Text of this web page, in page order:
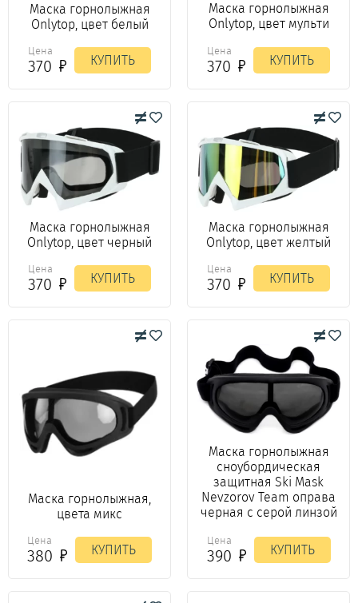
Маска горнолыжная
Onlytop, цвет белый
Цена
370 КУПИТЬ
Маска горнолыжная
Onlytop, цвет мульти
Цена
370 КУПИТЬ
Маска горнолыжная
Onlytop, цвет черный
Цена
370 КУПИТЬ
Маска горнолыжная
Onlytop, цвет желтый
Цена
370 КУПИТЬ
Маска горнолыжная,
цвета микс
Цена
380 КУПИТЬ
Маска горнолыжная
сноубордическая
защитная Ski Mask
Nevzorov Team оправа
черная с серой линзой
Цена
390 КУПИТЬ